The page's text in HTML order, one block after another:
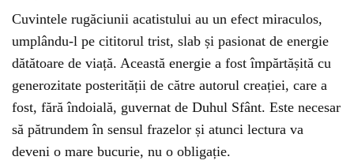
Cuvintele rugăciunii acatistului au un efect miraculos,
umplându-l pe cititorul trist, slab și pasionat de energie
dătătoare de viață. Această energie a fost împărtășită cu
generozitate posterității de către autorul creației, care a
fost, fără îndoială, guvernat de Duhul Sfânt. Este necesar
să pătrundem în sensul frazelor și atunci lectura va
deveni o mare bucurie, nu o obligație.